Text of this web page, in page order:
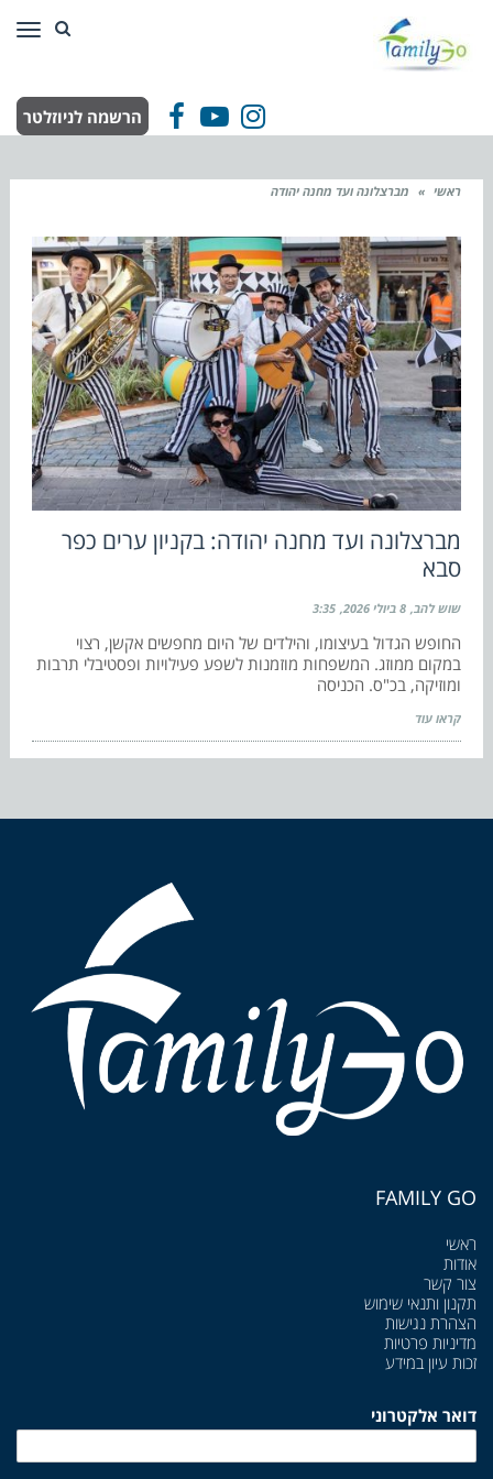
Facebook
YouTube
Instagram הרשמה לניוזלטר
ראשי » מברצלונה ועד מחנה יהודה
מברצלונה ועד מחנה יהודה: בקניון ערים כפר
סבא
שוש להב 8 ביולי 2026 3:35
החופש הגדול בעיצומו, והילדים של היום מחפשים אקשן, רצוי
במקום ממוזג. המשפחות מוזמנות לשפע פעילויות ופסטיבלי תרבות
ומוזיקה, בכ"ס. הכניסה
קראו עוד
FAMILY GO
ראשי
אודות
צור קשר
תקנון ותנאי שימוש
הצהרת נגישות
מדיניות פרטיות
זכות עיון במידע
דואר אלקטרוני